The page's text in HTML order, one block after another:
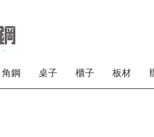
角鋼 桌子 櫃子 板材